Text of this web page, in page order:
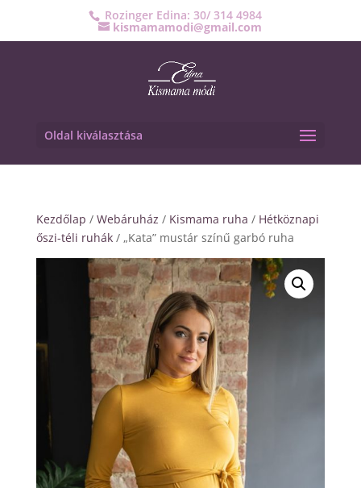
Rozinger Edina: 30/ 314 4984
kismamamodi@gmail.com
Oldal kiválasztása
Kezdőlap / Webáruház / Kismama ruha / Hétköznapi
őszi-téli ruhák/ „Kata” mustár színű garbó ruha